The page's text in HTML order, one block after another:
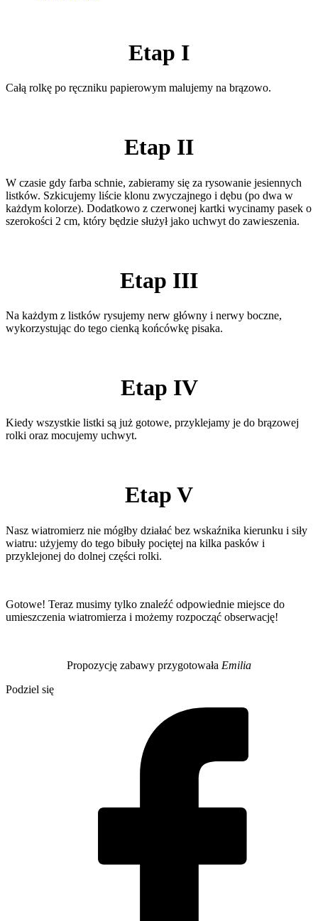
Etap I
Całą rolkę po ręczniku papierowym malujemy na brązowo.
Etap II
W czasie gdy farba schnie, zabieramy się za rysowanie jesiennych
listków. Szkicujemy liście klonu zwyczajnego i dębu (po dwa w
każdym kolorze). Dodatkowo z czerwonej kartki wycinamy pasek o
szerokości 2 cm, który będzie służył jako uchwyt do zawieszenia.
Etap III
Na każdym z listków rysujemy nerw główny i nerwy boczne,
wykorzystując do tego cienką końcówkę pisaka.
Etap IV
Kiedy wszystkie listki są już gotowe, przyklejamy je do brązowej
rolki oraz mocujemy uchwyt.
Etap V
Nasz wiatromierz nie mógłby działać bez wskaźnika kierunku i siły
wiatru: użyjemy do tego bibuły pociętej na kilka pasków i
przyklejonej do dolnej części rolki.
Gotowe! Teraz musimy tylko znaleźć odpowiednie miejsce do
umieszczenia wiatromierza i możemy rozpocząć obserwację!
Propozycję zabawy przygotowała Emilia
Podziel się